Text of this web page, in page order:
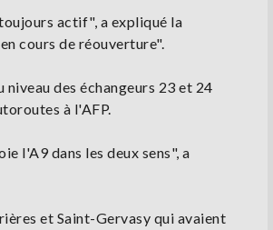
actif", a expliqué la
cours de réouverture".
des échangeurs 23 et 24
à l'AFP.
l'A9 dans les deux sens", a
et Saint-Gervasy qui avaient